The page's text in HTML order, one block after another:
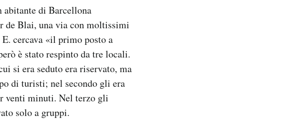
abitante di Barcellona
de Blai, una via con moltissimi
cercava «il primo posto a
è stato respinto da tre locali.
si era seduto era riservato, ma
di turisti; nel secondo gli era
venti minuti. Nel terzo gli
solo a gruppi.